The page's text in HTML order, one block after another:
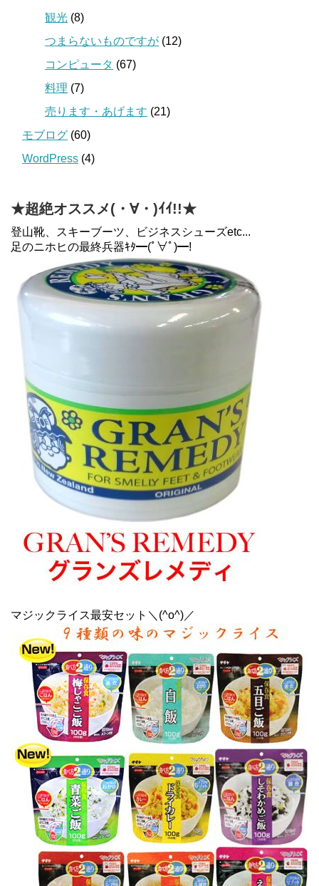
観光 (8)
つまらないものですが (12)
コンピュータ (67)
料理 (7)
売ります・あげます (21)
モブログ (60)
WordPress (4)
★超絶オススメ(・∀・)ｲｲ!!★
登山靴、スキーブーツ、ビジネスシューズetc...
足のニホヒの最終兵器ｷﾀ━(ﾟ∀ﾟ)━!
マジックライス最安セット＼(^o^)／